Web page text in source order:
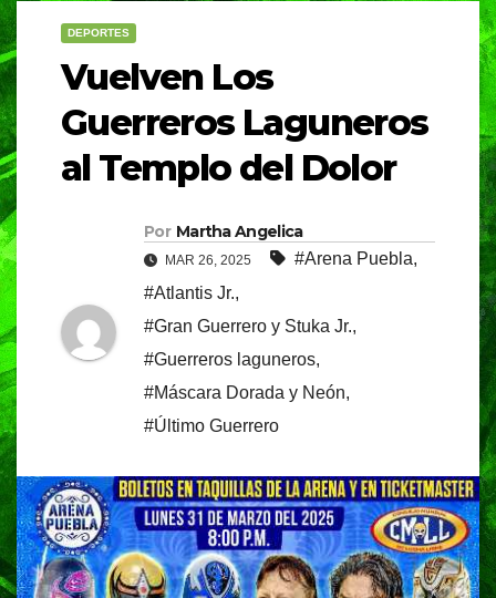
DEPORTES
Vuelven Los
Guerreros Laguneros
al Templo del Dolor
Por Martha Angelica
MAR 26, 2025 #Arena Puebla,
#Atlantis Jr.,
#Gran Guerrero y Stuka Jr.,
#Guerreros laguneros,
#Máscara Dorada y Neón,
#Último Guerrero